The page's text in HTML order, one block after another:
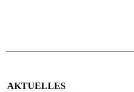
AKTUELLES